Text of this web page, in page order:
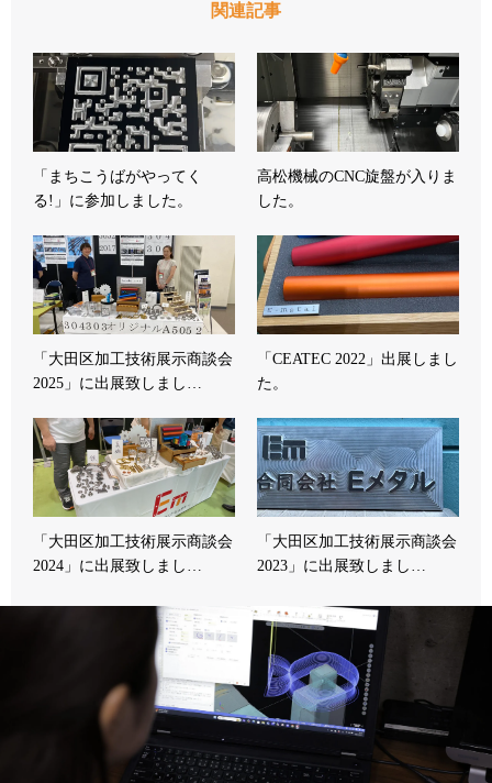
関連記事
「まちこうばがやってく
る!」に参加しました。
高松機械のCNC旋盤が入りま
した。
「大田区加工技術展示商談会
2025」に出展致しまし…
「CEATEC 2022」出展しまし
た。
「大田区加工技術展示商談会
2024」に出展致しまし…
「大田区加工技術展示商談会
2023」に出展致しまし…